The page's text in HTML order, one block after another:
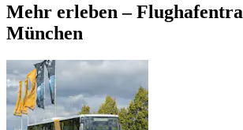
Mehr erleben –
München